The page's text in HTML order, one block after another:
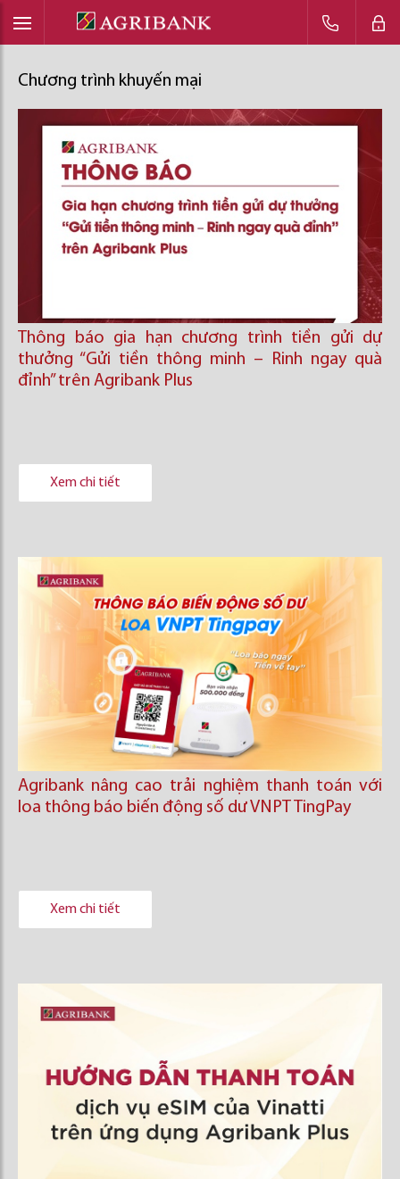
Chương trình khuyến mại
Thông báo gia hạn chương trình tiền gửi dự
thưởng “Gửi tiền thông minh – Rinh ngay quà
đỉnh” trên Agribank Plus
Xem chi tiết
Agribank nâng cao trải nghiệm thanh toán với
loa thông báo biến động số dư VNPT TingPay
Xem chi tiết